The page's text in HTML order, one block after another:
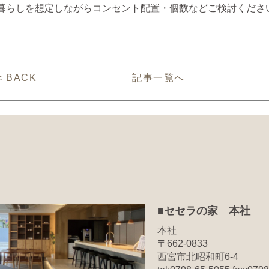
らしを想定しながらコンセント配置・個数などご検討くださ
BACK 記事一覧へ
■セセラの家 本社
本社
〒662-0833
西宮市北昭和町6-4